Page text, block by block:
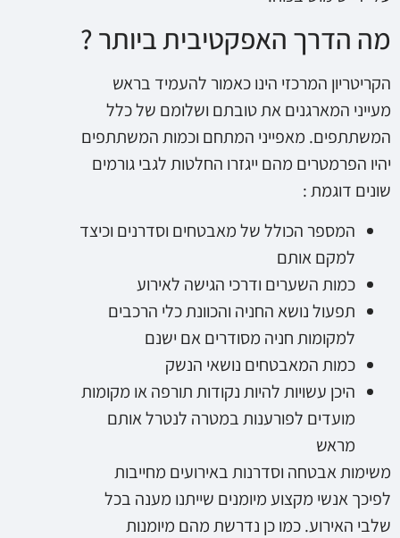
מה הדרך האפקטיבית ביותר ?
הקריטריון המרכזי הינו כאמור להעמיד בראש
מעייני המארגנים את טובתם ושלומם של כלל
המשתתפים. מאפייני המתחם וכמות המשתתפים
יהיו הפרמטרים מהם ייגזרו החלטות לגבי גורמים
שונים דוגמת :
המספר הכולל של מאבטחים וסדרנים וכיצד
למקם אותם
כמות השערים ודרכי הגישה לאירוע
תפעול נושא החניה והכוונת כלי הרכבים
למקומות חניה מסודרים אם ישנם
כמות המאבטחים נושאי הנשק
היכן עשויות להיות נקודות תורפה או מקומות
מועדים לפורענות במטרה לנטרל אותם
מראש
משימות אבטחה וסדרנות באירועים מחייבות
לפיכך אנשי מקצוע מיומנים שייתנו מענה בכל
שלבי האירוע. כמו כן נדרשת מהם מיומנות